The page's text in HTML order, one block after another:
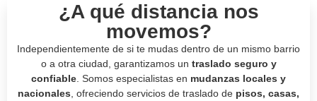
¿A qué distancia nos
movemos?
Independientemente de si te mudas dentro de un mismo barrio
o a otra ciudad, garantizamos un traslado seguro y
confiable . Somos especialistas en mudanzas locales y
nacionales , ofreciendo servicios de traslado de pisos, casas,